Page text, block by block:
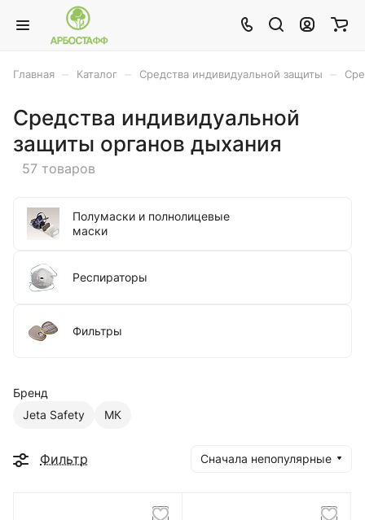
Главная Каталог Средства индивидуальной защиты
Средства индивидуальной
защиты органов дыхания
57 товаров
Полумаски и полнолицевые
маски
Респираторы
Фильтры
Бренд
Jeta Safety
МК
Фильтр Сначала непопулярные